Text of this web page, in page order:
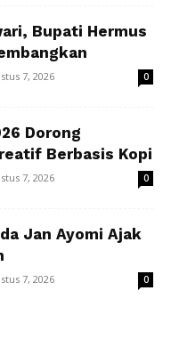
Bupati Hermus
7, 2026 0
Dorong
Berbasis Kopi
7, 2026 0
Jan Ayomi Ajak
7, 2026 0